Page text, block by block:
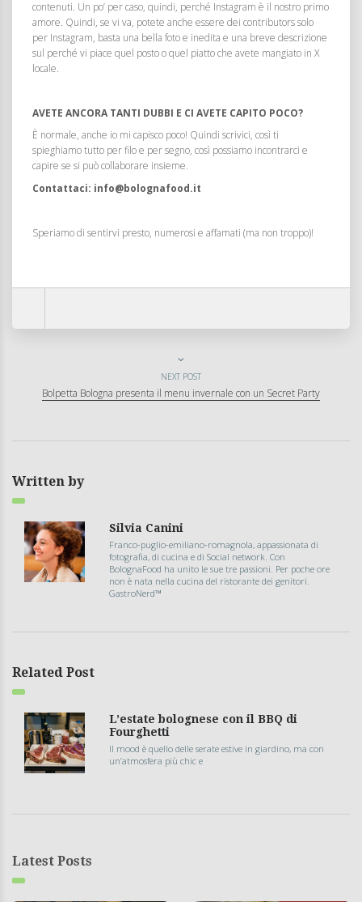
contenuti. Un po’ per caso, quindi, perché Instagram è il nostro primo
amore. Quindi, se vi va, potete anche essere dei contributors solo
per Instagram, basta una bella foto e inedita e una breve descrizione
sul perché vi piace quel posto o quel piatto che avete mangiato in X
locale.
AVETE ANCORA TANTI DUBBI E CI AVETE CAPITO POCO?
È normale, anche io mi capisco poco! Quindi scrivici, così ti
spieghiamo tutto per filo e per segno, così possiamo incontrarci e
capire se si può collaborare insieme.
Contattaci: info@bolognafood.it
Speriamo di sentirvi presto, numerosi e affamati (ma non troppo)!
NEXT POST
Bolpetta Bologna presenta il menu invernale con un Secret Party
Written by
Silvia Canini
Franco-puglio-emiliano-romagnola, appassionata di
fotografia, di cucina e di Social network. Con
BolognaFood ha unito le sue tre passioni. Per poche ore
non è nata nella cucina del ristorante dei genitori.
GastroNerd™
Related Post
L’estate bolognese con il BBQ di
Fourghetti
Il mood è quello delle serate estive in giardino, ma con
un’atmosfera più chic e
Latest Posts